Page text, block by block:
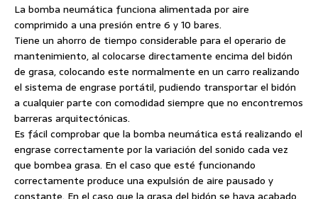
La bomba neumática funciona alimentada por aire
comprimido a una presión entre 6 y 10 bares.
Tiene un ahorro de tiempo considerable para el operario de
mantenimiento, al colocarse directamente encima del bidón
de grasa, colocando este normalmente en un carro realizando
el sistema de engrase portátil, pudiendo transportar el bidón
a cualquier parte con comodidad siempre que no encontremos
barreras arquitectónicas.
Es fácil comprobar que la bomba neumática está realizando el
engrase correctamente por la variación del sonido cada vez
que bombea grasa. En el caso que esté funcionando
correctamente produce una expulsión de aire pausado y